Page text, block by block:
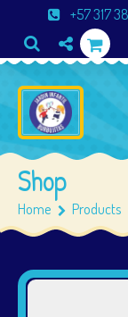
+57 317
Shop
Home Products